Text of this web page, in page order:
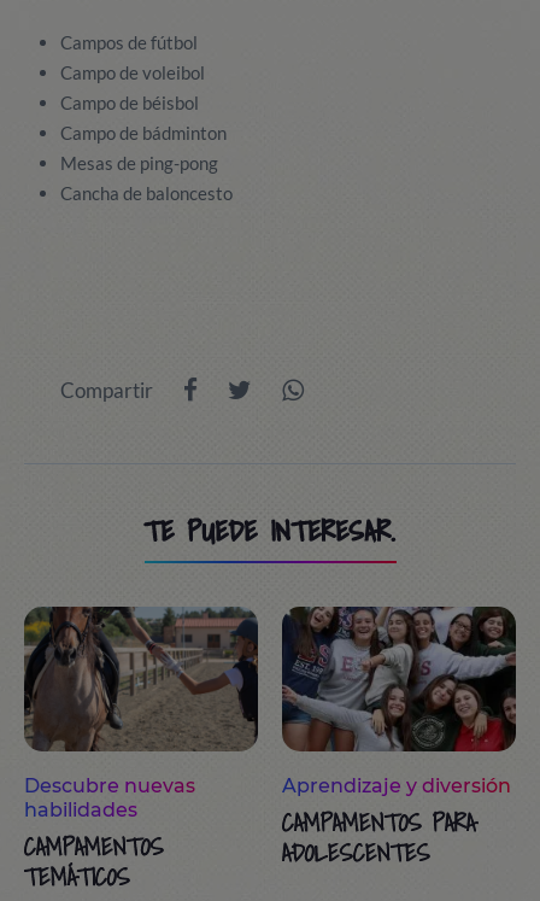
Campos de fútbol
Campo de voleibol
Campo de béisbol
Campo de bádminton
Mesas de ping-pong
Cancha de baloncesto
Compartir
TE PUEDE INTERESAR.
Descubre nuevas
habilidades
CAMPAMENTOS
TEMÁTICOS
Aprendizaje y diversión
CAMPAMENTOS PARA
ADOLESCENTES